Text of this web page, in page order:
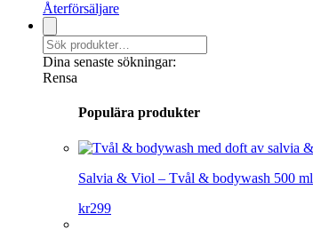
Återförsäljare
Dina senaste sökningar:
Rensa
Populära produkter
Salvia & Viol – Tvål & bodywash 500 ml
kr299